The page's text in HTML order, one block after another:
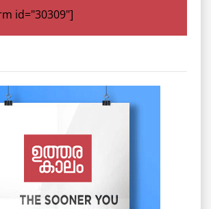
id="30309"]